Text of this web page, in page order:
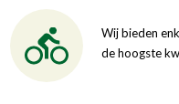
Wij bieden
de hoogste